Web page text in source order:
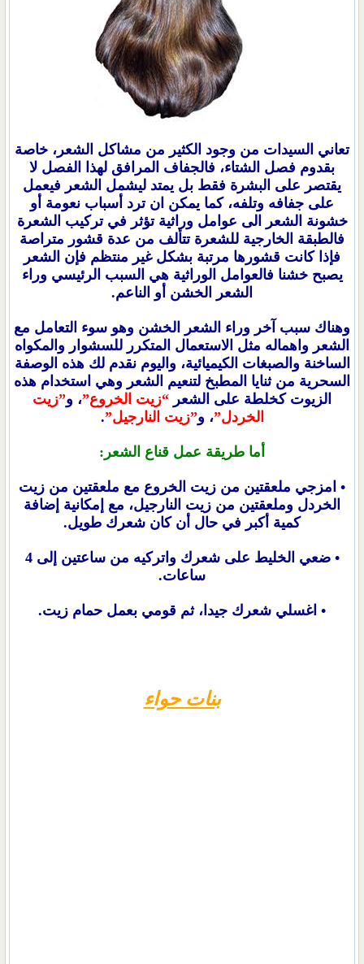
تعاني السيدات من وجود الكثير من مشاكل الشعر، خاصة
بقدوم فصل الشتاء، فالجفاف المرافق لهذا الفصل لا
يقتصر على البشرة فقط بل يمتد ليشمل الشعر فيعمل
على جفافه وتلفه، كما يمكن ان ترد أسباب نعومة أو
خشونة الشعر الى عوامل وراثية تؤثر في تركيب الشعرة
فالطبقة الخارجية للشعرة تتألف من عدة قشور متراصة
فإذا كانت قشورها مرتبة بشكل غير منتظم فإن الشعر
يصبح خشنا فالعوامل الوراثية هي السبب الرئيسي وراء
الشعر الخشن أو الناعم.
وهناك سبب آخر وراء الشعر الخشن وهو سوء التعامل مع
الشعر واهماله مثل الاستعمال المتكرر للسشوار والمكواه
الساخنة والصبغات الكيميائية، واليوم نقدم لك هذه الوصفة
السحرية من ثنايا المطبخ لتنعيم الشعر وهي استخدام هذه
الزيوت كخلطة على الشعر “زيت الخروع”، و”زيت
الخردل”، و”زيت النارجيل”.
أما طريقة عمل قناع الشعر:
• امزجي ملعقتين من زيت الخروع مع ملعقتين من زيت
الخردل وملعقتين من زيت النارجيل، مع إمكانية إضافة
كمية أكبر في حال أن كان شعرك طويل.
• ضعي الخليط على شعرك واتركيه من ساعتين إلى 4
ساعات.
• اغسلي شعرك جيدا، ثم قومي بعمل حمام زيت.
بنات حواء